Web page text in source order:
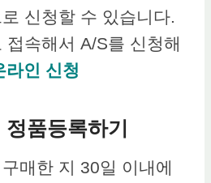
신청할 수 있습니다.
접속해서 A/S를 신청해
라인 신청
품등록하기
매한 지 30일 이내에